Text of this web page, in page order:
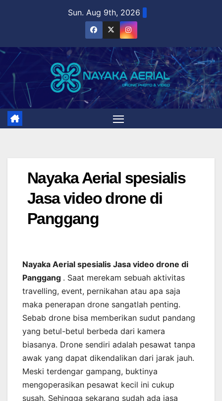
Sun. Aug 9th, 2026
Nayaka Aerial spesialis
Jasa video drone di
Panggang
Nayaka Aerial spesialis Jasa video drone di
Panggang . Saat merekam sebuah aktivitas
travelling, event, pernikahan atau apa saja
maka penerapan drone sangatlah penting.
Sebab drone bisa memberikan sudut pandang
yang betul-betul berbeda dari kamera
biasanya. Drone sendiri adalah pesawat tanpa
awak yang dapat dikendalikan dari jarak jauh.
Meski terdengar gampang, buktinya
mengoperasikan pesawat kecil ini cukup
susah. Sehingga sekarang sudah ada jasa